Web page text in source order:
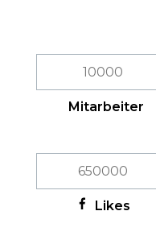
Mitarbeiter
Likes